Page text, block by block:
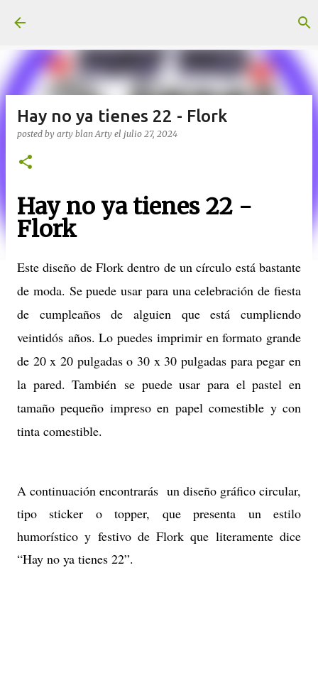
Hay no ya tienes 22 - Flork
posted by arty blanArty el julio 27, 2024
Hay no ya tienes 22 -
Flork
Este diseño de Flork dentro de un círculo está bastante
de moda. Se puede usar para una celebración de fiesta
de cumpleaños de alguien que está cumpliendo
veintidós años. Lo puedes imprimir en formato grande
de 20 x 20 pulgadas o 30 x 30 pulgadas para pegar en
la pared. También se puede usar para el pastel en
tamaño pequeño impreso en papel comestible y con
tinta comestible.
A continuación encontrarás un diseño gráfico circular,
tipo sticker o topper, que presenta un estilo
humorístico y festivo de Flork que literamente dice
“Hay no ya tienes 22”.